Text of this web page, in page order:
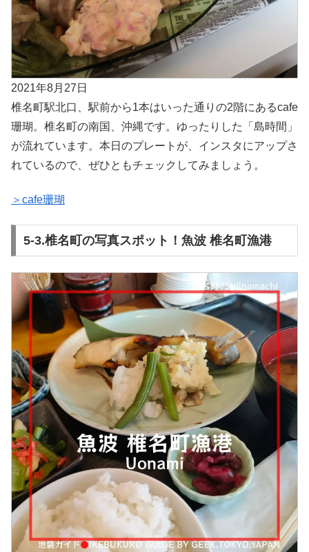
2021年8月27日
椎名町駅北口、駅前から1本はいった通りの2階にあるcafe
珊瑚。椎名町の南国、沖縄です。ゆったりした「島時間」
が流れています。本日のプレートが、インスタにアップさ
れているので、ぜひともチェックしてみましょう。
＞cafe珊瑚
5-3.椎名町の写真スポット！魚波 椎名町漁港